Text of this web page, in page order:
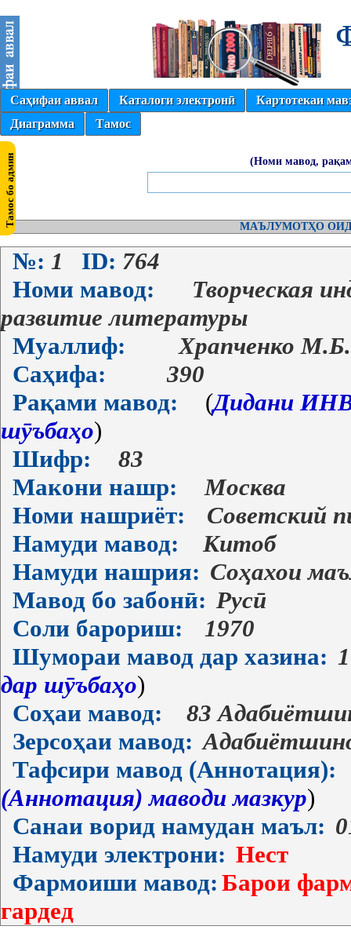
Саҳифаи аввал Каталоги электронӣ
Картотекаи
Диаграмма
Тамос
(Номи мавод,
МАЪЛУМОТҲО
№: 1 ID: 764
Номи мавод:
Творческая
развитие литературы
Муаллиф:
Храпченко М.Б.
Саҳифа:
390
Рақами мавод:
(Дидани
шӯъбаҳо)
Шифр:
83
Макони нашр:
Москва
Номи нашриёт:
Советский
Намуди мавод:
Китоб
Намуди нашрия: Соҳахои
Мавод бо забонӣ: Русӣ
Соли барориш:
1970
Шумораи мавод дар хазина: 1
дар шӯъбаҳо)
Соҳаи мавод:
83
Зерсоҳаи мавод:
Тафсири мавод (Аннотация):
(Аннотация) маводи мазкур)
Санаи ворид намудан маъл:
Намуди электрони: Нест
Фармоиши мавод: Барои
гардед